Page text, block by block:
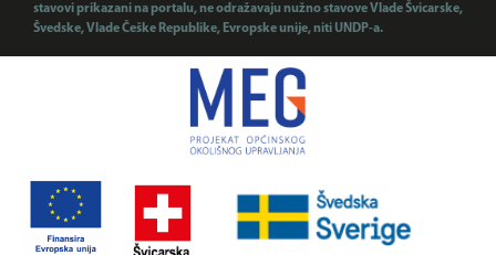
stavovi prikazani na portalu, ne odražavaju nužno stavove Vlade Švicarske,
Švedske, Vlade Češke Republike, Evropske unije, niti UNDP-a.